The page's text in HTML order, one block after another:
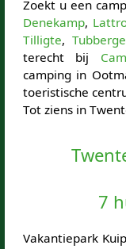
Zoekt u een
Denekamp,
Tilligte,
terecht bij
camping in
toeristische
Tot ziens in
7
Vakantiepark